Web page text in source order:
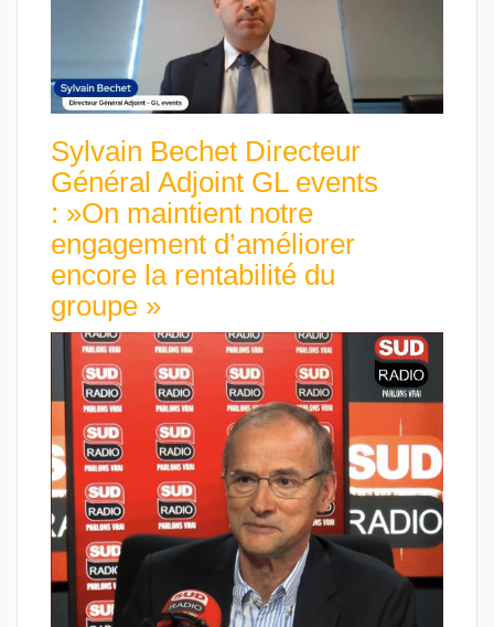
Sylvain Bechet Directeur
Général Adjoint GL events
: »On maintient notre
engagement d’améliorer
encore la rentabilité du
groupe »